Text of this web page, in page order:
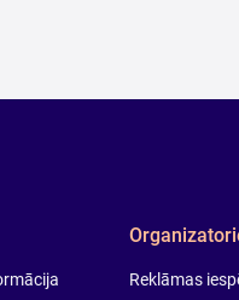
Reklāmas